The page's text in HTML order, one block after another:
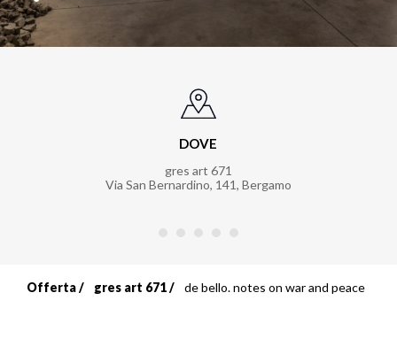
DOVE
gres art 671
Via San Bernardino, 141, Bergamo
Offerta gres art 671 de bello. notes on war and peace